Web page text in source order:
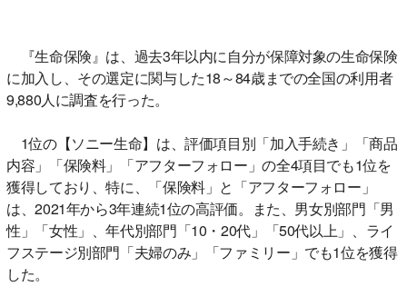
『生命保険』は、過去3年以内に自分が保障対象の生命保険
に加入し、その選定に関与した18～84歳までの全国の利用者
9,880人に調査を行った。
1位の【ソニー生命】は、評価項目別「加入手続き」「商品
内容」「保険料」「アフターフォロー」の全4項目でも1位を
獲得しており、特に、「保険料」と「アフターフォロー」
は、2021年から3年連続1位の高評価。また、男女別部門「男
性」「女性」、年代別部門「10・20代」「50代以上」、ライ
フステージ別部門「夫婦のみ」「ファミリー」でも1位を獲得
した。